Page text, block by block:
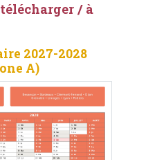
/ à
2027-2028
A)